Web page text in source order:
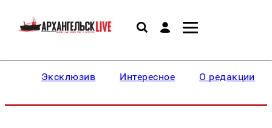
Эксклюзив Интересное О редакции